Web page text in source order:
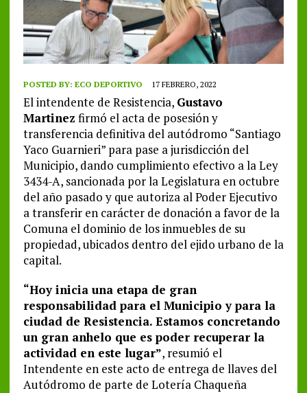
POSTED BY: ECO DEPORTIVO 17 FEBRERO, 2022
El intendente de Resistencia, Gustavo
Martinez firmó el acta de posesión y
transferencia definitiva del autódromo “Santiago
Yaco Guarnieri” para pase a jurisdicción del
Municipio, dando cumplimiento efectivo a la Ley
3434-A, sancionada por la Legislatura en octubre
del año pasado y que autoriza al Poder Ejecutivo
a transferir en carácter de donación a favor de la
Comuna el dominio de los inmuebles de su
propiedad, ubicados dentro del ejido urbano de la
capital.
“Hoy inicia una etapa de gran
responsabilidad para el Municipio y para la
ciudad de Resistencia. Estamos concretando
un gran anhelo que es poder recuperar la
actividad en este lugar”, resumió el
Intendente en este acto de entrega de llaves del
Autódromo de parte de Lotería Chaqueña